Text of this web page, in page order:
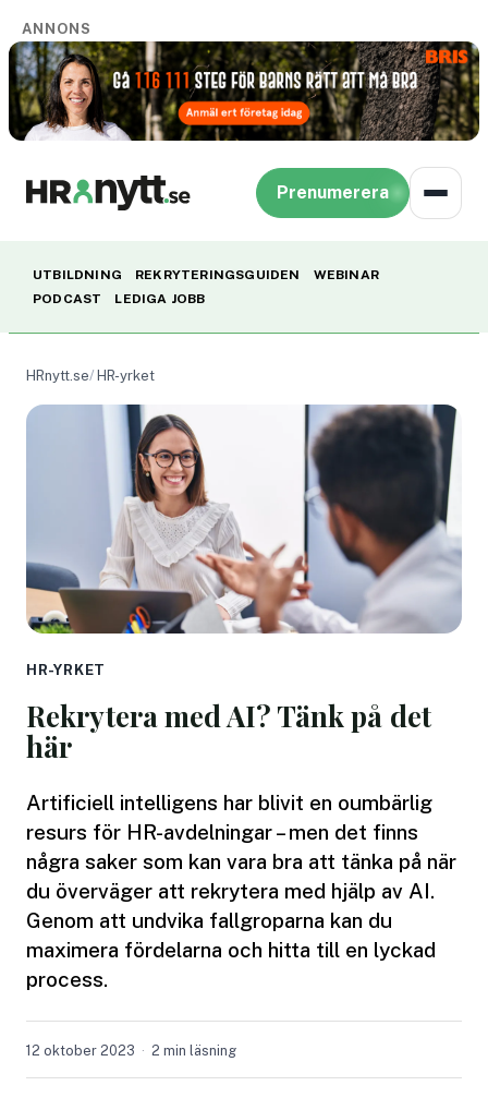
ANNONS
Prenumerera
UTBILDNING REKRYTERINGSGUIDEN
WEBINAR
PODCAST
LEDIGA JOBB
HRnytt.se HR-yrket
HR-YRKET
Rekrytera med AI? Tänk på det
här
Artificiell intelligens har blivit en oumbärlig
resurs för HR-avdelningar – men det finns
några saker som kan vara bra att tänka på när
du överväger att rekrytera med hjälp av AI.
Genom att undvika fallgroparna kan du
maximera fördelarna och hitta till en lyckad
process.
12 oktober 2023 2 min läsning